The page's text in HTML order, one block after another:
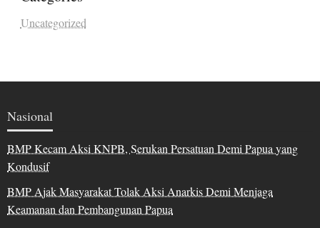
Uncategorized
Nasional
BMP Kecam Aksi KNPB, Serukan Persatuan Demi Papua yang
Kondusif
BMP Ajak Masyarakat Tolak Aksi Anarkis Demi Menjaga
Keamanan dan Pembangunan Papua